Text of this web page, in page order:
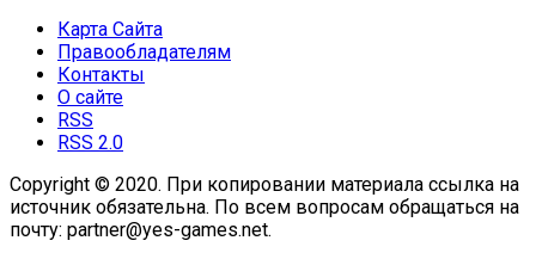
Карта Сайта
Правообладателям
Контакты
О сайте
RSS
RSS 2.0
Copyright © 2020. При копировании материала ссылка на
источник обязательна. По всем вопросам обращаться на
почту: partner@yes-games.net.